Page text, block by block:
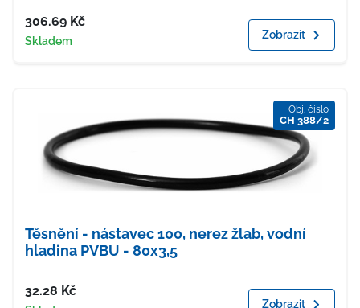
Cena
306.69 Kč
Dostupnost
Skladem Zobrazit
Obj. číslo
CH 388/2
Těsnění - nástavec 100, nerez žlab, vodní
hladina PVBU - 80x3,5
Cena
32.28 Kč
Zobrazit